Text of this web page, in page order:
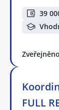
39
FULL